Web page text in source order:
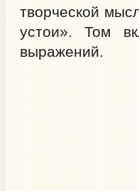
творческой
устои». Том
выражений.